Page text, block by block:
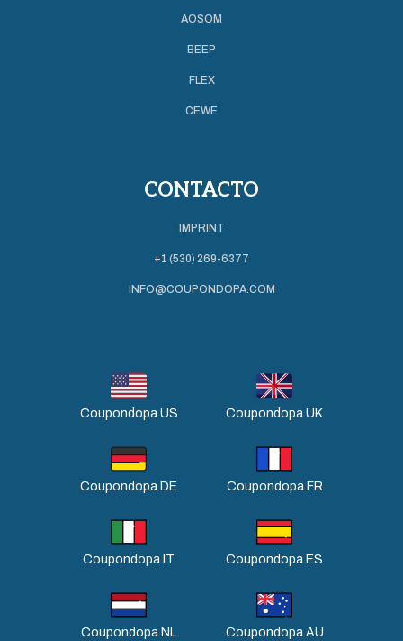
AOSOM
BEEP
FLEX
CEWE
CONTACTO
IMPRINT
+1 (530) 269-6377
INFO@COUPONDOPA.COM
Coupondopa US Coupondopa UK
Coupondopa DE Coupondopa FR
Coupondopa IT Coupondopa ES
Coupondopa NL Coupondopa AU